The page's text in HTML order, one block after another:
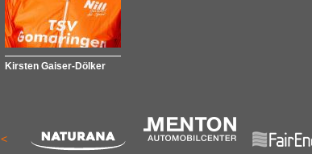
Kirsten Gaiser-Dölker
<